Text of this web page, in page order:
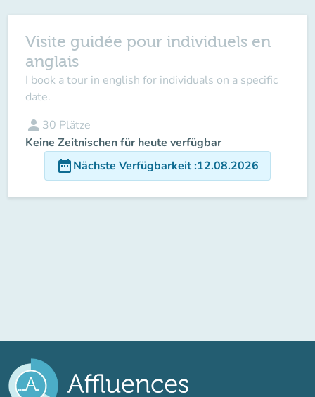
Visite guidée pour individuels en
anglais
I book a tour in english for individuals on a specific
date.
person 30 Plätze
Keine Zeitnischen für heute verfügbar
date_rangeNächste Verfügbarkeit:12.08.2026